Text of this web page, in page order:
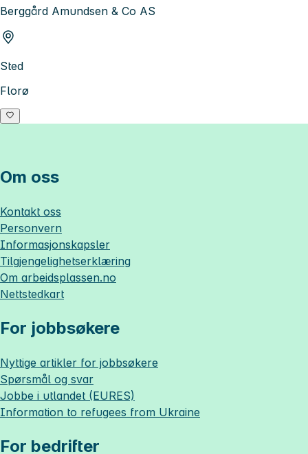
Berggård Amundsen & Co AS
Sted
Florø
Om oss
Kontakt oss
Personvern
Informasjonskapsler
Tilgjengelighetserklæring
Om arbeidsplassen.no
Nettstedkart
For jobbsøkere
Nyttige artikler for jobbsøkere
Spørsmål og svar
Jobbe i utlandet (EURES)
Information to refugees from Ukraine
For bedrifter